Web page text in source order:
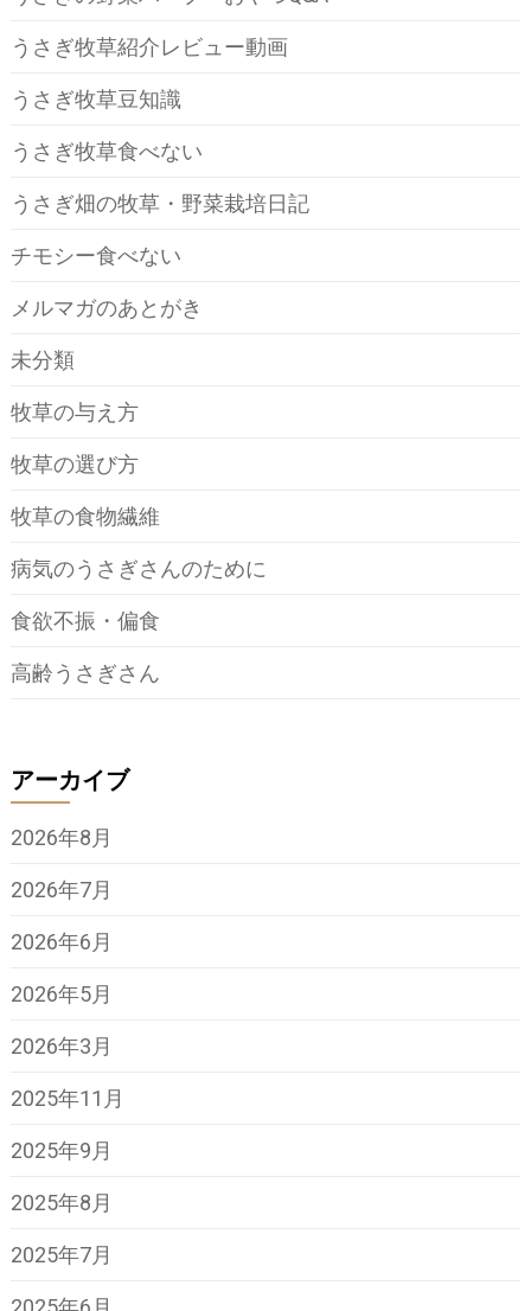
うさぎ牧草紹介レビュー動画
うさぎ牧草豆知識
うさぎ牧草食べない
うさぎ畑の牧草・野菜栽培日記
チモシー食べない
メルマガのあとがき
未分類
牧草の与え方
牧草の選び方
牧草の食物繊維
病気のうさぎさんのために
食欲不振・偏食
高齢うさぎさん
アーカイブ
2026年8月
2026年7月
2026年6月
2026年5月
2026年3月
2025年11月
2025年9月
2025年8月
2025年7月